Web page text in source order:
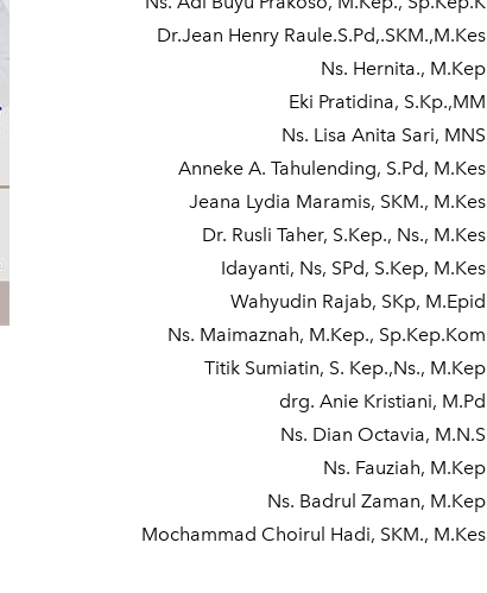
Dr.Jean Henry Raule.S.Pd,.SKM.,M.Kes
Ns. Hernita., M.Kep
Eki Pratidina, S.Kp.,MM
Ns. Lisa Anita Sari, MNS
Anneke A. Tahulending, S.Pd, M.Kes
Jeana Lydia Maramis, SKM., M.Kes
Dr. Rusli Taher, S.Kep., Ns., M.Kes
Idayanti, Ns, SPd, S.Kep, M.Kes
Wahyudin Rajab, SKp, M.Epid
Ns. Maimaznah, M.Kep., Sp.Kep.Kom
Titik Sumiatin, S. Kep.,Ns., M.Kep
drg. Anie Kristiani, M.Pd
Ns. Dian Octavia, M.N.S
Ns. Fauziah, M.Kep
Ns. Badrul Zaman, M.Kep
Mochammad Choirul Hadi, SKM., M.Kes